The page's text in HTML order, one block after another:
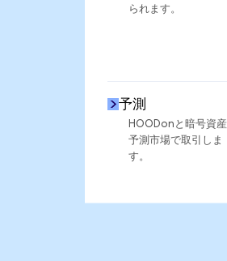
られます。
予測
HOODonと暗号資産
予測市場で取引しま
す。